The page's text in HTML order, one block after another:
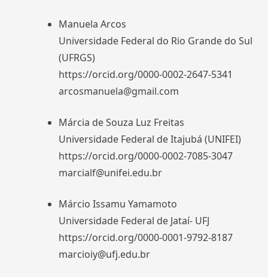
Manuela Arcos
Universidade Federal do Rio Grande do Sul
(UFRGS)
https://orcid.org/0000-0002-2647-5341
arcosmanuela@gmail.com
Márcia de Souza Luz Freitas
Universidade Federal de Itajubá (UNIFEI)
https://orcid.org/0000-0002-7085-3047
marcialf@unifei.edu.br
Márcio Issamu Yamamoto
Universidade Federal de Jataí- UFJ
https://orcid.org/0000-0001-9792-8187
marcioiy@ufj.edu.br